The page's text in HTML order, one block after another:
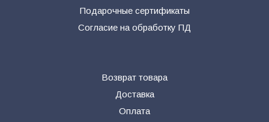
Подарочные сертификаты
Согласие на обработку ПД
Возврат товара
Доставка
Оплата